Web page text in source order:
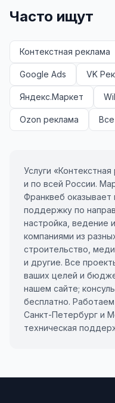
SMM
Instagram
Telegram
YouTube
LinkedIn
EMAIL-МАРКЕТИНГ
Почтовые рассылки
Автоматизация
A/B тестирование
Сегментация базы
Персонализация
Часто ищут
Контекстная реклама
Google Ads VK
Яндекс.Маркет
Ozon реклама Все
Услуги
и по всей России.
Франквеб
поддержку по
настройка, ведение
компаниями из
строительство,
и другие. Все
ваших целей и
нашем сайте;
бесплатно.
Санкт-Петербург и
техническая